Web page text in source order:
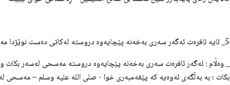
5_ ئایه‌ ئافره‌ت ئه‌گه‌ر سه‌ری به‌خه‌نه‌ پێچایه‌وه‌ دروسته‌ له‌كاتی ده‌ست نوێژدا مه‌سحی له‌سه‌ر بكات ؟
_ وه‌ڵام : ئه‌گه‌ر ئافره‌ت سه‌ری به‌خه‌نه‌ پێچایه‌وه‌ دروسته‌ مه‌سحی له‌سه‌ر
بكات ؛ به‌ به‌ڵگه‌ی ئه‌وه‌یه‌ كه‌ پێغه‌مبه‌ری خوا - صلی الله علیه وسلم – مه‌سحی